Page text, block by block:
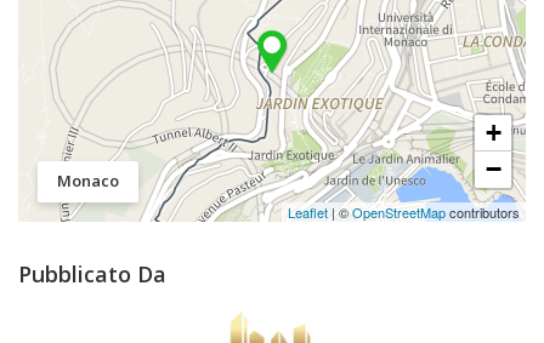
Monaco
+
−
Leaflet | ©OpenStreetMapcontributors
Pubblicato Da